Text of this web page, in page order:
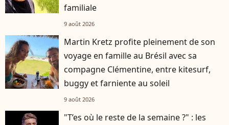
familiale
9 août 2026
Martin Kretz profite pleinement de son
voyage en famille au Brésil avec sa
compagne Clémentine, entre kitesurf,
buggy et farniente au soleil
9 août 2026
"T’es où le reste de la semaine ?" : les